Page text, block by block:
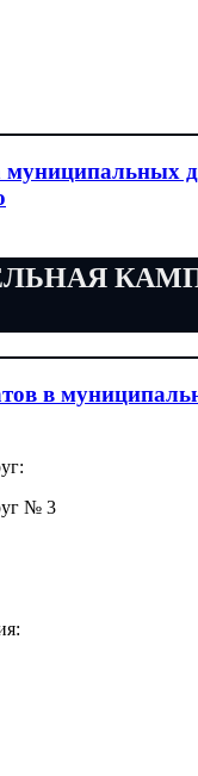
муниципальных
в
№ 3